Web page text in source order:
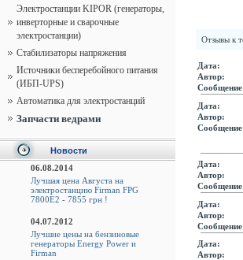
Электростанции KIPOR (генераторы,
инверторные и сварочные
электростанции)
Стабилизаторы напряжения
Источники бесперебойного питания
(ИБП-UPS)
Автоматика для электростанций
Запчасти ведрами
Новости
06.08.2014
Лучшая цена Августа на
электростанцию Firman FPG
7800E2 - 7855 грн !
04.07.2012
Лучшие цены на бензиновые
генераторы Energy Power и
Firman
Отзывы к
Дата:
Автор:
Дата:
Автор:
Дата:
Автор:
Дата:
Автор:
Дата:
Автор: